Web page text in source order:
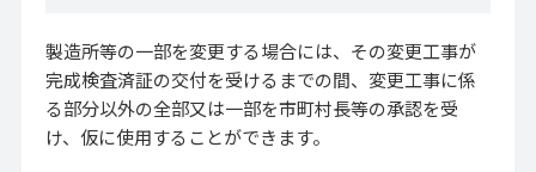
製造所等の一部を変更する場合には、その変更工事が
完成検査済証の交付を受けるまでの間、変更工事に係
る部分以外の全部又は一部を市町村長等の承認を受
け、仮に使用することができます。